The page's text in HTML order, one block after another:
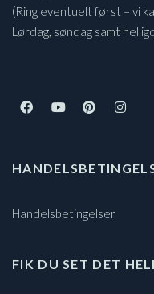
(Ring eventuelt først – vi
Lørdag, søndag samt
Handelsbetingelser
FIK DU SET DET